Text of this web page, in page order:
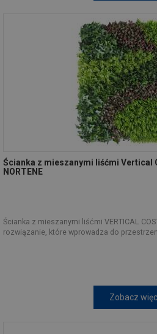
Ścianka z mieszanymi liśćmi Vertical
NORTENE
Ścianka z mieszanymi liśćmi VERTICAL
rozwiązanie, które wprowadza do
Zobacz